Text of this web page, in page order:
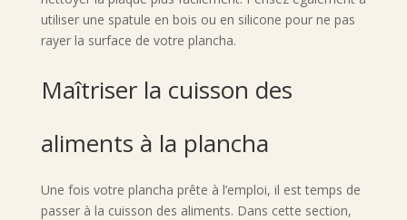
utiliser une spatule en bois ou en silicone pour ne pas
rayer la surface de votre plancha.
Maîtriser la cuisson des
aliments à la plancha
Une fois votre plancha prête à l’emploi, il est temps de
passer à la cuisson des aliments. Dans cette section,